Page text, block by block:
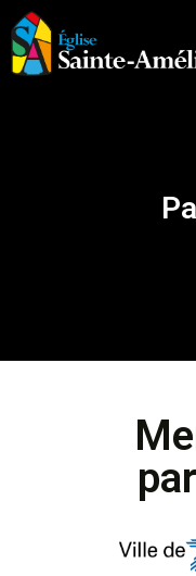
ÉGLISE
NOUS